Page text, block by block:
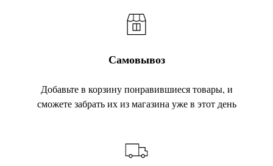
Самовывоз
Добавьте в корзину понравившиеся товары, и
сможете забрать их из магазина уже в этот день